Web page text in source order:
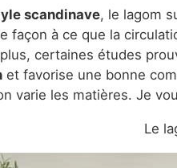
scandinave, le lagom
façon à ce que la
certaines études
et favorise une bonne
varie les matières. Je
Le